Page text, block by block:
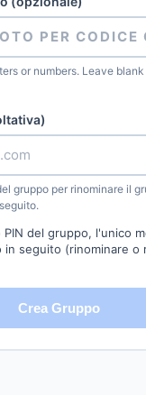
or numbers. Leave
gruppo per rinominare il
PIN del gruppo, l'unico
seguito (rinominare o
Crea Gruppo